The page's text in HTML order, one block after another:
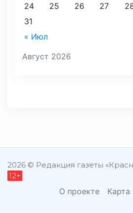
Август 2026
« Июл
24
25 26 27
31
2026 © Редакция газеты
12+
О проекте Карта